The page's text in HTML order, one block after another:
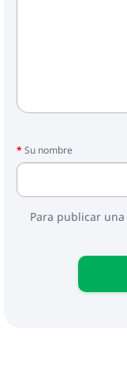
Su nombre
Para publicar